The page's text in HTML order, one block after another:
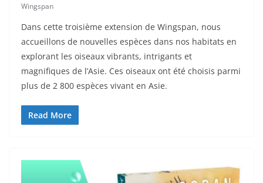
Wingspan
Dans cette troisième extension de Wingspan, nous
accueillons de nouvelles espèces dans nos habitats en
explorant les oiseaux vibrants, intrigants et
magnifiques de l’Asie. Ces oiseaux ont été choisis parmi
plus de 2 800 espèces vivant en Asie.
Read More